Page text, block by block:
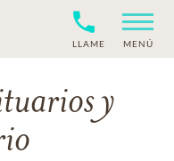
LLAME MENÚ
y